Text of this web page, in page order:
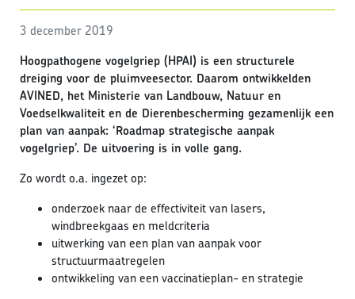
3 december 2019
Hoogpathogene vogelgriep (HPAI) is een structurele
dreiging voor de pluimveesector. Daarom ontwikkelden
AVINED, het Ministerie van Landbouw, Natuur en
Voedselkwaliteit en de Dierenbescherming gezamenlijk een
plan van aanpak: ‘Roadmap strategische aanpak
vogelgriep’. De uitvoering is in volle gang.
Zo wordt o.a. ingezet op:
onderzoek naar de effectiviteit van lasers,
windbreekgaas en meldcriteria
uitwerking van een plan van aanpak voor
structuurmaatregelen
ontwikkeling van een vaccinatieplan- en strategie